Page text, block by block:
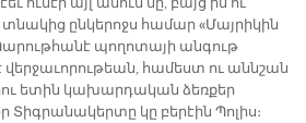
ունէր այլ անուն մը, բայց իմ ու
ընկերոջս համար «Մայրիկին
պողոտայի անգութ
վերջաւորութեան, համեստ ու աննշան
ետին կախարդական ձեռքեր
Տիգրանակերտը կը բերէին Պոլիս։